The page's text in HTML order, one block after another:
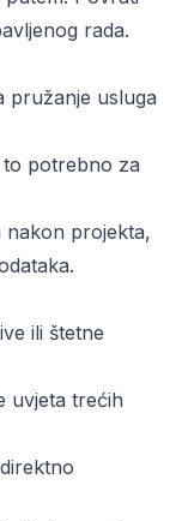
rada.
pružanje usluga
to potrebno za
nakon projekta,
ili štetne
uvjeta trećih